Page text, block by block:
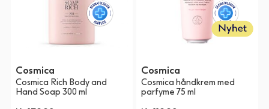
Cosmica
Cosmica Rich Body and
Hand Soap 300 ml
Cosmica
Cosmica håndkrem med
parfyme 75 ml